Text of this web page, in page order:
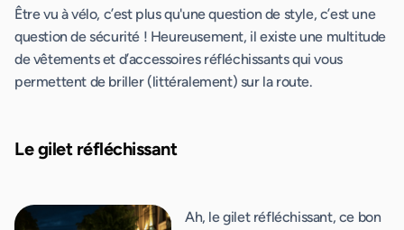
Être vu à vélo, c’est plus qu'une question de style, c’est une
question de sécurité ! Heureusement, il existe une multitude
de vêtements et d’accessoires réfléchissants qui vous
permettent de briller (littéralement) sur la route.
Le gilet réfléchissant
Ah, le gilet réfléchissant, ce bon